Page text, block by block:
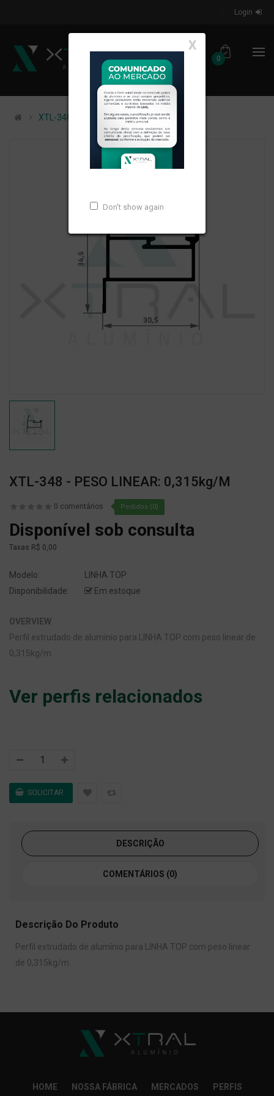
Login
0
X
Don't show again
XTL-348 - PESO LINEAR: 0,315kg/m
XTL-348 - PESO LINEAR: 0,315kg/m
0 comentários Pedidos (0)
Disponível sob consulta
Taxas R$ 0,00
Modelo:
LINHA TOP
Disponibilidade:
Em estoque
OVERVIEW
Perfil extrudado de alumínio para LINHA TOP com peso linear de
0,315kg/m.
Ver perfis relacionados
DESCRIÇÃO
COMENTÁRIOS (0)
Descrição Do Produto
Perfil extrudado de alumínio para LINHA TOP com peso linear
de 0,315kg/m.
HOME NOSSA FÁBRICA MERCADOS PERFIS